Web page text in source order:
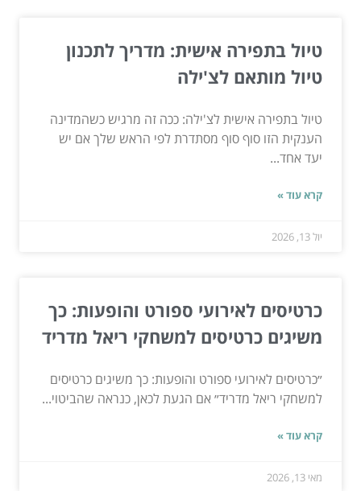
טיול בתפירה אישית: מדריך לתכנון
טיול מותאם לצ'ילה
טיול בתפירה אישית לצ'ילה: ככה זה מרגיש כשהמדינה
הענקית הזו סוף סוף מסתדרת לפי הראש שלך אם יש
יעד אחד...
קרא עוד »
יול 13, 2026
כרטיסים לאירועי ספורט והופעות: כך
משיגים כרטיסים למשחקי ריאל מדריד
״כרטיסים לאירועי ספורט והופעות: כך משיגים כרטיסים
למשחקי ריאל מדריד״ אם הגעת לכאן, כנראה שהביטוי...
קרא עוד »
מאי 13, 2026